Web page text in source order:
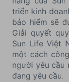
triển kinh
bảo hiểm sẽ
Giải quyết
Sun Life Việt
một cách
người yêu cầu
đang yêu cầu.